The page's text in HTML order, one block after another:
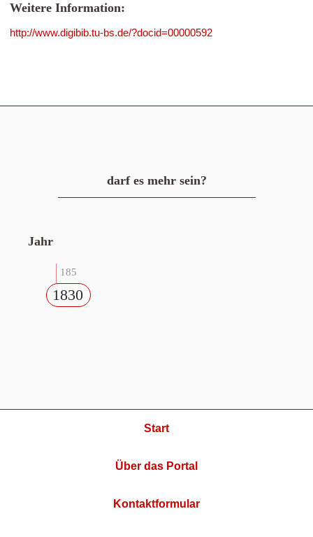
Weitere Information:
http://www.digibib.tu-bs.de/?docid=00000592
darf es mehr sein?
Jahr
185
1830
Start
Über das Portal
Kontaktformular